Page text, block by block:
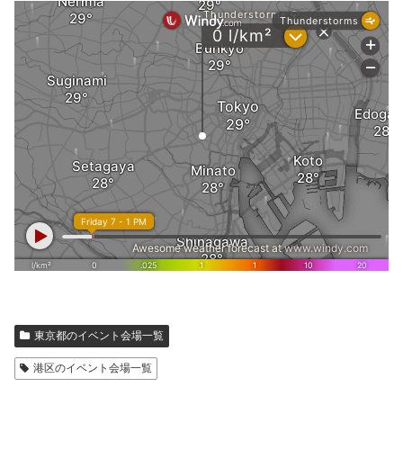
東京都のイベント会場一覧
港区のイベント会場一覧